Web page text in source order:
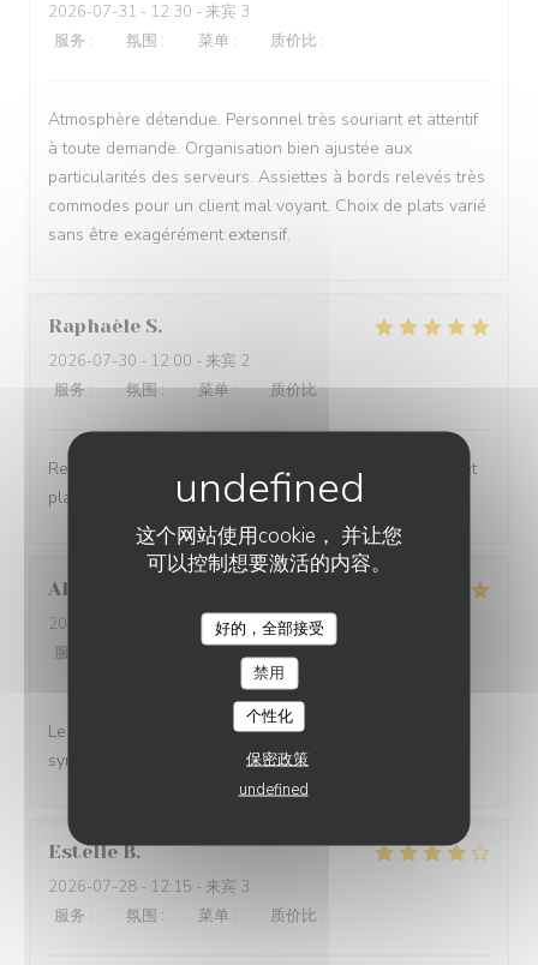
这个网站使用cookie， 并让您
可以控制想要激活的内容。
好的，全部接受
禁用
个性化
保密政策
undefined
2026-07-31 - 12:30 - 来宾 3
服务 : 氛围 : 菜单 : 质价比 :
Atmosphère détendue. Personnel très souriant et attentif
à toute demande. Organisation bien ajustée aux
particularités des serveurs. Assiettes à bords relevés très
commodes pour un client mal voyant. Choix de plats varié
sans être exagérément extensif.
Raphaèle S
2026-07-30 - 12:00 - 来宾 2
服务:5/5 氛围:5/5 菜单:5/5 质价比:5/5
Restaurant convivial, personnel d’une gentillesse rare et
plats aux saveurs fraîches et bien assorties
Alexandra
2026-07-29
- 12:15 - 来宾 4
服务
菜单:4/5 质价比:4
Le service est top. Les serveurs sont naturels et c'est
sympathique.
Estelle B
2026-07-28 - 12:15 - 来宾 3
服务 : 氛围 : 菜单 : 质价比 :